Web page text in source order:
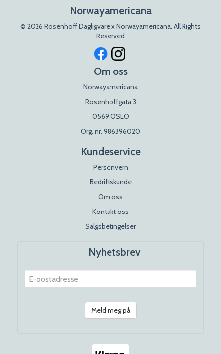
Norwayamericana
© 2026 Rosenhoff Dagligvare x Norwayamericana. All Rights
Reserved
Om oss
Norwayamericana
Rosenhoffgata 3
0569 OSLO
Org. nr. 986396020
Kundeservice
Personvern
Bedriftskunde
Om oss
Kontakt oss
Salgsbetingelser
Nyhetsbrev
Meld meg på